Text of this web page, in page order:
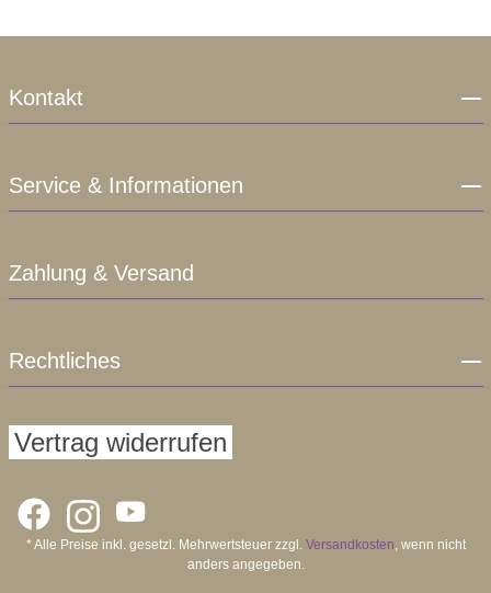
Kontakt
Service & Informationen
Zahlung & Versand
Rechtliches
Vertrag widerrufen
* Alle Preise inkl. gesetzl. Mehrwertsteuer zzgl. Versandkosten, wenn nicht
anders angegeben.